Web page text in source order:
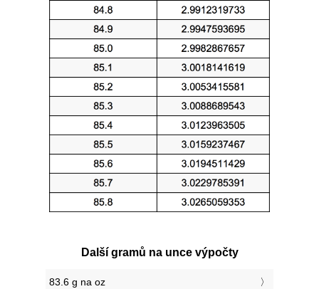
Další gramů na unce výpočty
83.6 g na oz